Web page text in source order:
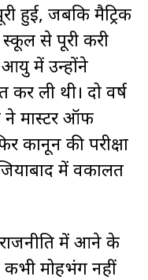
हुई, जबकि मैट्रिक
से पूरी करी
आयु में उन्होंने
कर ली थी। दो वर्ष
ने मास्टर ऑफ
कानून की परीक्षा
में वकालत
में आने के
कभी मोहभंग नहीं